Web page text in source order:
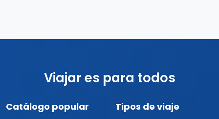
Viajar es para todos
Catálogo popular Tipos de viaje